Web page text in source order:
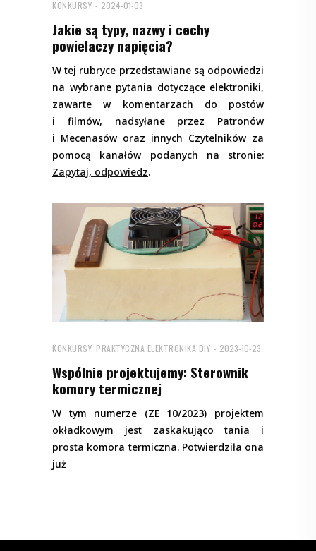
KONKURSY 2024-01-03
Jakie są typy, nazwy i cechy
powielaczy napięcia?
W tej rubryce przedstawiane są odpowiedzi
na wybrane pytania dotyczące elektroniki,
zawarte w komentarzach do postów
i filmów, nadsyłane przez Patronów
i Mecenasów oraz innych Czytelników za
pomocą kanałów podanych na stronie:
Zapytaj, odpowiedz.
KONKURSY, PRAKTYCZNA ELEKTRONIKA DIY 2023-10-23
Wspólnie projektujemy: Sterownik
komory termicznej
W tym numerze (ZE 10/2023) projektem
okładkowym jest zaskakująco tania i
prosta komora termiczna. Potwierdziła ona
już